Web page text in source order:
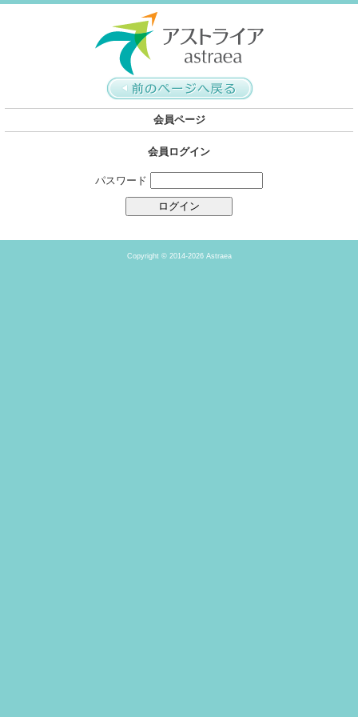
会員ページ
会員ログイン
パスワード
Copyright © 2014-2026 Astraea